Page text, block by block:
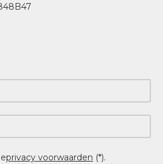
privacy voorwaarden (*).